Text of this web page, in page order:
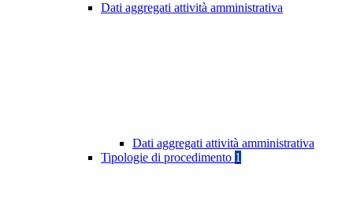
Dati aggregati attività amministrativa
Dati aggregati attività amministrativa
Tipologie di procedimento 1